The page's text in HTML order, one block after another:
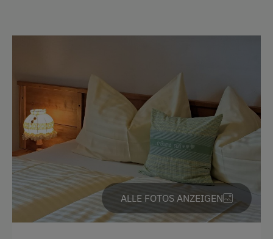
Kostenlose Parkplätze
Ferienhaus am Bergbauernhof
Ehemaliger Bergbauernhof
Hütte ist wintertauglich
Am Betrieb
Garten/Wiese
Hausgarten
ALLE FOTOS ANZEIGEN